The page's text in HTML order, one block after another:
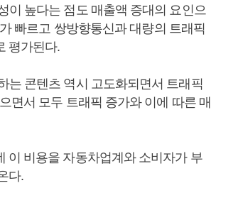
이 높다는 점도 매출액 증대의 요인으
빠르고 쌍방향통신과 대량의 트래픽
평가된다.
는 콘텐츠 역시 고도화되면서 트래픽
면서 모두 트래픽 증가와 이에 따른 매
이 비용을 자동차업계와 소비자가 부
다.